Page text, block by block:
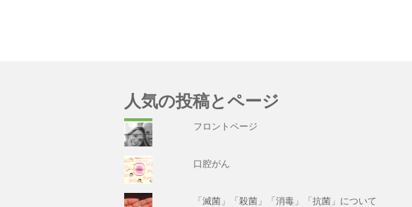
人気の投稿とページ
フロントページ
口腔がん
「滅菌」「殺菌」「消毒」「抗菌」について